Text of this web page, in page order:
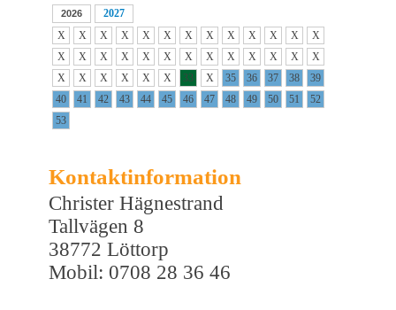
2026
2027
X
X X X X X X X X X X X
X
X
X X X X X X X X X X X
X
X
X X X X X 33 X 35 36 37 38
39
40
41 42 43 44 45 46 47 48 49 50 51
52
53
Kontaktinformation
Christer Hägnestrand
Tallvägen 8
38772 Löttorp
Mobil: 0708 28 36 46